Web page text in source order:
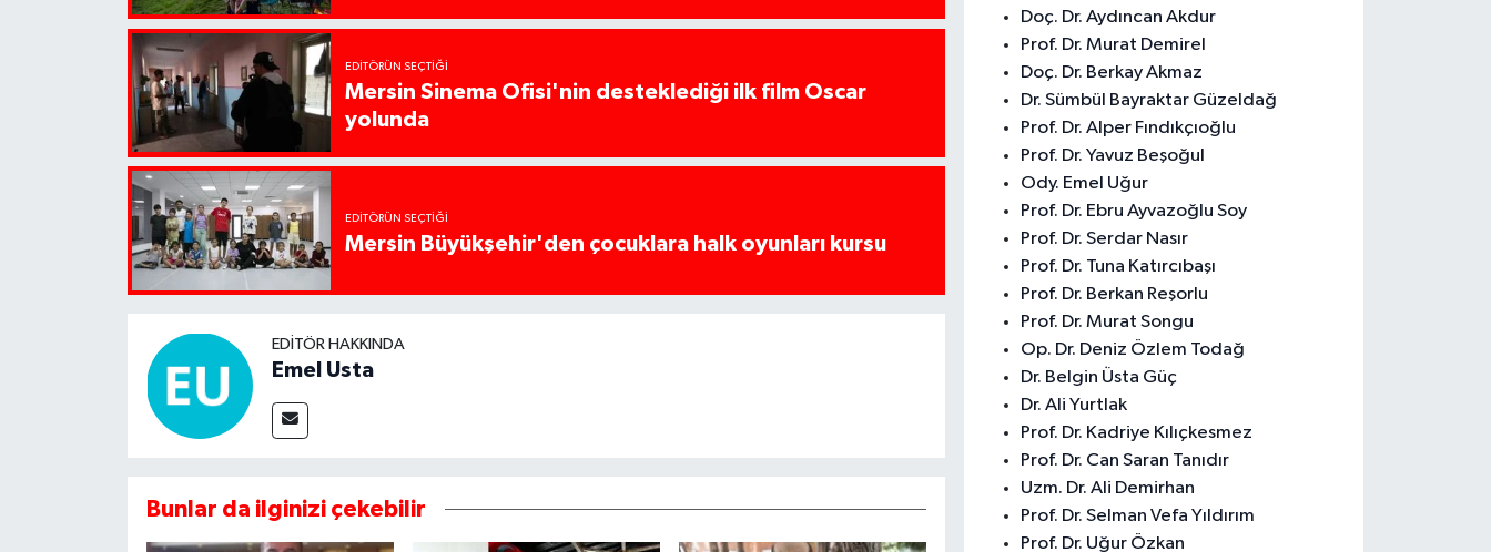
EDITÖRÜN SEÇTIĞI
Mersin Sinema Ofisi'nin desteklediği ilk film Oscar
yolunda
EDITÖRÜN SEÇTIĞI
Mersin Büyükşehir'den çocuklara halk oyunları kursu
EDITÖR HAKKINDA
Emel Usta
Bunlar da ilginizi çekebilir
Doç. Dr. Aydıncan Akdur
Prof. Dr. Murat Demirel
Doç. Dr. Berkay Akmaz
Dr. Sümbül Bayraktar Güzeldağ
Prof. Dr. Alper Fındıkçıoğlu
Prof. Dr. Yavuz Beşoğul
Ody. Emel Uğur
Prof. Dr. Ebru Ayvazoğlu Soy
Prof. Dr. Serdar Nasır
Prof. Dr. Tuna Katırcıbaşı
Prof. Dr. Berkan Reşorlu
Prof. Dr. Murat Songu
Op. Dr. Deniz Özlem Todağ
Dr. Belgin Üsta Güç
Dr. Ali Yurtlak
Prof. Dr. Kadriye Kılıçkesmez
Prof. Dr. Can Saran Tanıdır
Uzm. Dr. Ali Demirhan
Prof. Dr. Selman Vefa Yıldırım
Prof. Dr. Uğur Özkan